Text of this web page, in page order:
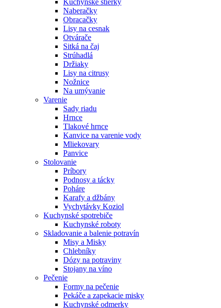
Kuchynské stierky
Naberačky
Obracačky
Lisy na cesnak
Otvárače
Sitká na čaj
Strúhadlá
Držiaky
Lisy na citrusy
Nožnice
Na umývanie
Varenie
Sady riadu
Hrnce
Tlakové hrnce
Kanvice na varenie vody
Mliekovary
Panvice
Stolovanie
Príbory
Podnosy a tácky
Poháre
Karafy a džbány
Vychytávky Koziol
Kuchynské spotrebiče
Kuchynské roboty
Skladovanie a balenie potravín
Misy a Misky
Chlebníky
Dózy na potraviny
Stojany na víno
Pečenie
Formy na pečenie
Pekáče a zapekacie misky
Kuchynské odmerky